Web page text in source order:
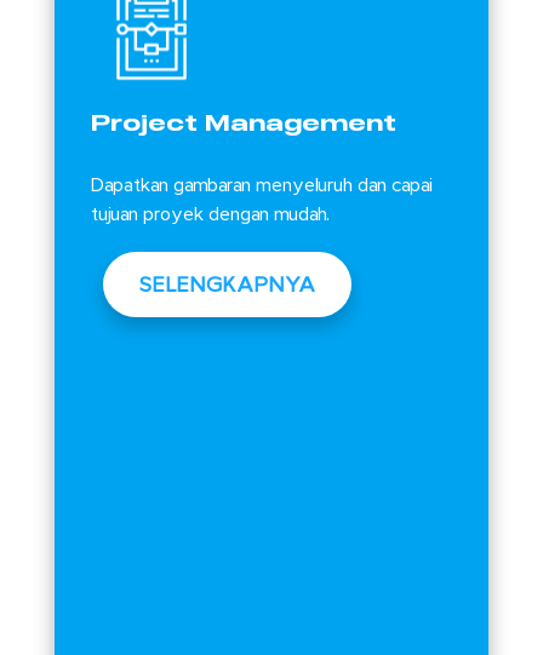
Project Management
Dapatkan gambaran menyeluruh dan capai
tujuan proyek dengan mudah.
SELENGKAPNYA